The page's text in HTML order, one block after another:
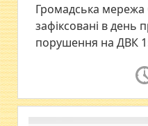
Громадська
зафіксовані в день
порушення на ДВК